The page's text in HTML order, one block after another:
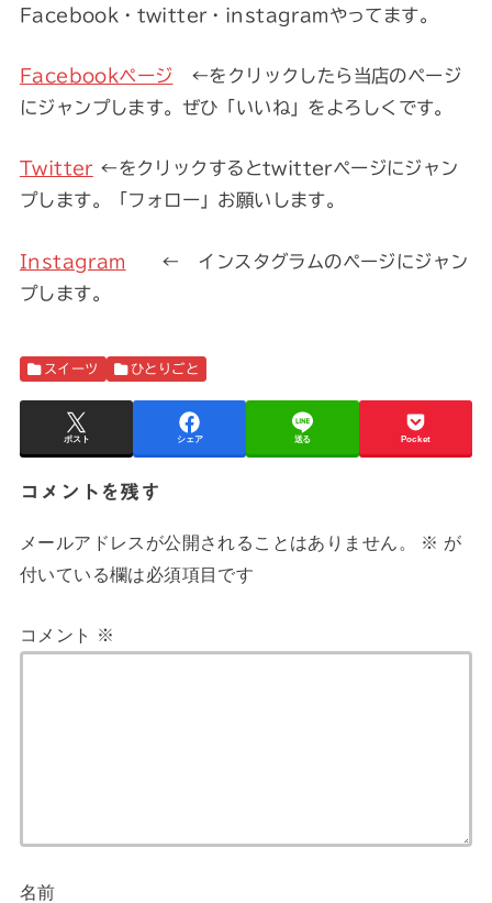
Facebook・twitter・instagramやってます。
Facebookページ ←をクリックしたら当店のページ
にジャンプします。ぜひ「いいね」をよろしくです。
Twitter ←をクリックするとtwitterページにジャン
プします。「フォロー」お願いします。
Instagram ← インスタグラムのページにジャン
プします。
スイーツ ひとりごと
ポスト シェア 送る Pocket
コメントを残す
メールアドレスが公開されることはありません。 ※ が
付いている欄は必須項目です
コメント ※
名前